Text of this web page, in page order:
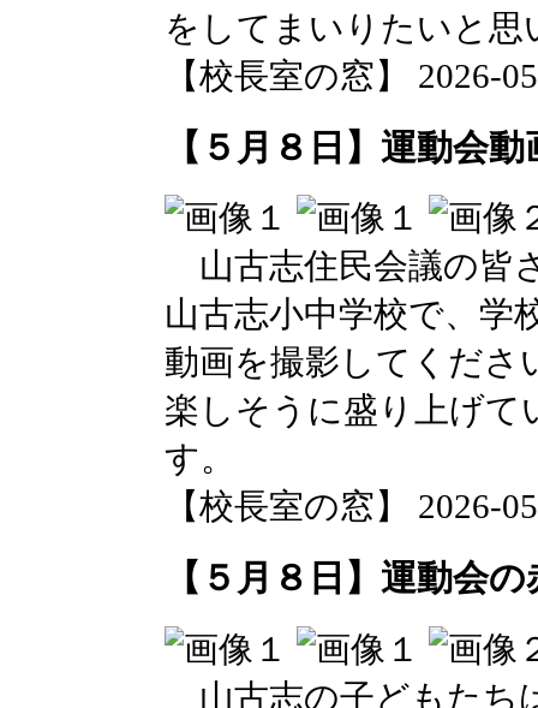
をしてまいりたいと思
【校長室の窓】 2026-
【５月８日】運動会
山古志住民会議の皆
山古志小中学校で、学
動画を撮影してくださ
楽しそうに盛り上げて
す。
【校長室の窓】 2026-
【５月８日】運動会
山古志の子どもたち